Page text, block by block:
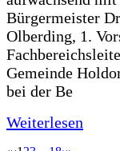
Bürgermeister
Olberding, 1.
Gemeinde
bei der Be
Weiterlesen